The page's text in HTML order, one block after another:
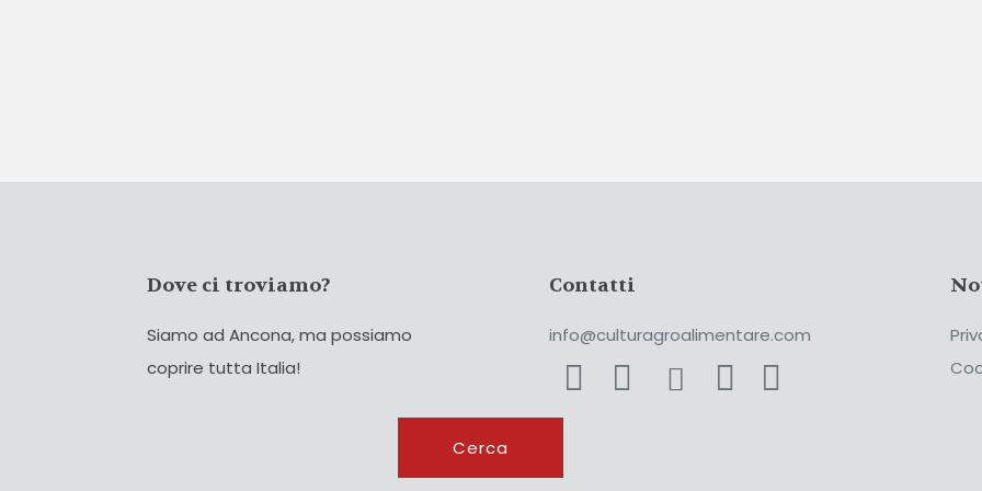
Dove ci troviamo?
Siamo ad Ancona, ma possiamo
coprire tutta Italia!
Cerca
Contatti
info@culturagroalimentare.com